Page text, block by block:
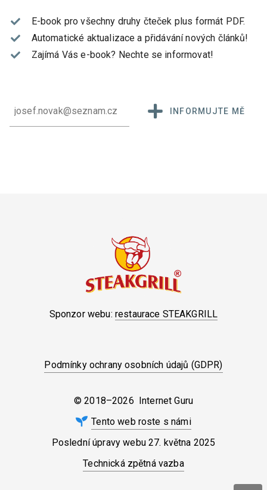
E-book pro všechny druhy čteček plus formát PDF.
Automatické aktualizace a přidávání nových článků!
Zajímá Vás e-book? Nechte se informovat!
INFORMUJTE MĚ
Sponzor webu: restaurace STEAKGRILL
Podmínky ochrany osobních údajů (GDPR)
© 2018–2026 Internet Guru
Tento web roste s námi
Poslední úpravy webu 27. května 2025
Technická zpětná vazba